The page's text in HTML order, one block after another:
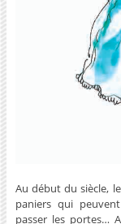
Au début du siècle,
paniers qui
passer les portes…